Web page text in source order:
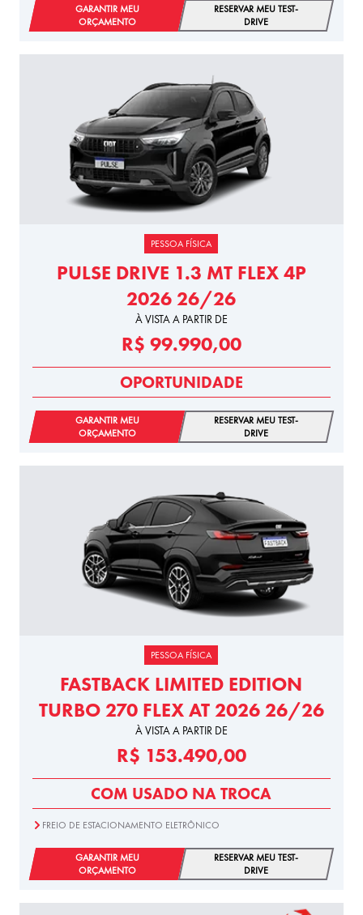
GARANTIR MEU
ORÇAMENTO
RESERVAR MEU TEST-
DRIVE
PESSOA FÍSICA
PULSE DRIVE 1.3 MT FLEX 4P
2026 26/26
À VISTA A PARTIR DE
R$ 99.990,00
OPORTUNIDADE
GARANTIR MEU
ORÇAMENTO
RESERVAR MEU TEST-
DRIVE
PESSOA FÍSICA
FASTBACK LIMITED EDITION
TURBO 270 FLEX AT 2026 26/26
À VISTA A PARTIR DE
R$ 153.490,00
COM USADO NA TROCA
FREIO DE ESTACIONAMENTO ELETRÔNICO
GARANTIR MEU
ORÇAMENTO
RESERVAR MEU TEST-
DRIVE